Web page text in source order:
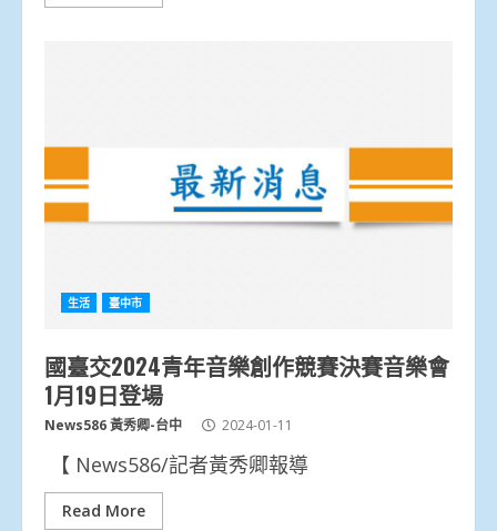
生活 臺中市
國臺交2024青年音樂創作競賽決賽音樂會
1月19日登場
News586 黃秀卿-台中 2024-01-11
【 News586/記者黃秀卿報導
Read More